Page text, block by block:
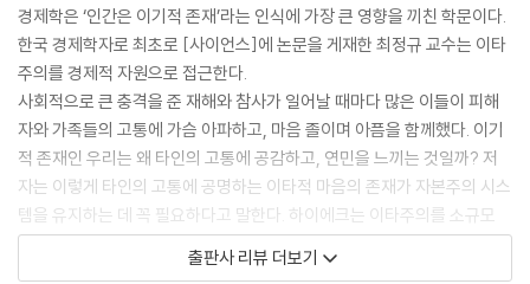
경제학은 ‘인간은 이기적 존재’라는 인식에 가장 큰 영향을 끼친 학문이다.
한국 경제학자로 최초로 [사이언스]에 논문을 게재한 최정규 교수는 이타
주의를 경제적 자원으로 접근한다.
사회적으로 큰 충격을 준 재해와 참사가 일어날 때마다 많은 이들이 피해
자와 가족들의 고통에 가슴 아파하고, 마음 졸이며 아픔을 함께했다. 이기
적 존재인 우리는 왜 타인의 고통에 공감하고, 연민을 느끼는 것일까? 저
자는 이렇게 타인의 고통에 공명하는 이타적 마음의 존재가 자본주의 시스
템을 유지하는 데 꼭 필요하다고 말한다. 하이에크는 이타주의를 소규모
전통 사회에서 필요했던 낡은 도덕 관념으로 격하했지만, 오히려 최근 연
구와 실험 결과는 그 반대를 가리키고 있다. 즉, 분업화된 대규모 협력 체제
출판사 리뷰 더보기